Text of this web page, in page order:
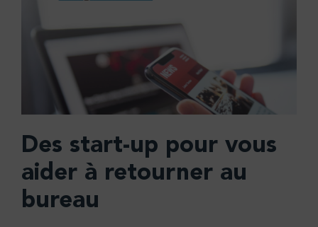
Des start-up pour vous
aider à retourner au
bureau